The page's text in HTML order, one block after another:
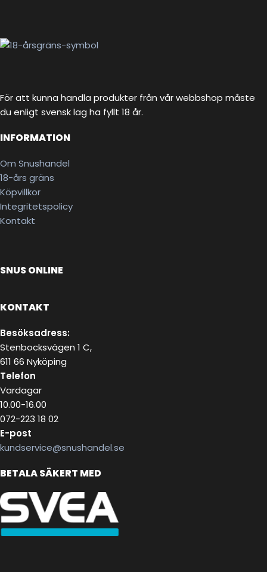
För att kunna handla produkter från vår webbshop måste
du enligt svensk lag ha fyllt 18 år.
INFORMATION
Om Snushandel
18-års gräns
Köpvillkor
Integritetspolicy
Kontakt
SNUS ONLINE
KONTAKT
Besöksadress:
Stenbocksvägen 1 C,
611 66 Nyköping
Telefon
Vardagar
10.00-16.00
072-223 18 02
E-post
kundservice@snushandel.se
BETALA SÄKERT MED